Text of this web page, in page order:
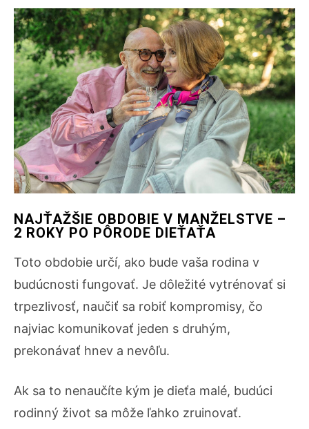
NAJŤAŽŠIE OBDOBIE V MANŽELSTVE –
2 ROKY PO PÔRODE DIEŤAŤA
Toto obdobie určí, ako bude vaša rodina v
budúcnosti fungovať. Je dôležité vytrénovať si
trpezlivosť, naučiť sa robiť kompromisy, čo
najviac komunikovať jeden s druhým,
prekonávať hnev a nevôľu.
Ak sa to nenaučíte kým je dieťa malé, budúci
rodinný život sa môže ľahko zruinovať.